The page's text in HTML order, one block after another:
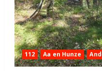
112 Aa en Hunze